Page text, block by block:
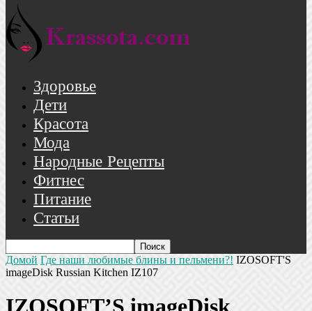
Здоровье
Дети
Красота
Мода
Народные Рецепты
Фитнес
Питание
Статьи
Домой Где наши любимые блины и пельмени?! IZOSOFT'S
imageDisk Russian Kitchen IZ107